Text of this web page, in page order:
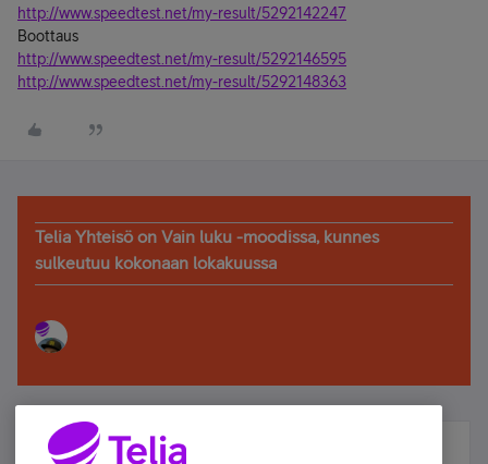
http://www.speedtest.net/my-result/5292142247
Boottaus
http://www.speedtest.net/my-result/5292146595
http://www.speedtest.net/my-result/5292148363
Telia Yhteisö on Vain luku -moodissa, kunnes
sulkeutuu kokonaan lokakuussa